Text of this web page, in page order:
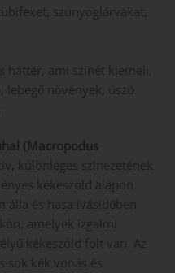
szúnyoglárvákat,
háttér, ami színét kiemeli,
lebegő növények, úszó
(Macropodus
különleges színezetének
kékeszöld alapon
álla és hasa ívásidőben
amelyek izgalmi
kékeszöld folt van. Az
sok kék vonás és